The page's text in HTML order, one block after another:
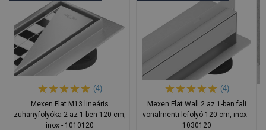
(4)
Mexen Flat M13 lineáris
zuhanyfolyóka 2 az 1-ben 120 cm,
inox - 1010120
(4)
Mexen Flat Wall 2 az 1-ben fali
vonalmenti lefolyó 120 cm, inox -
1030120